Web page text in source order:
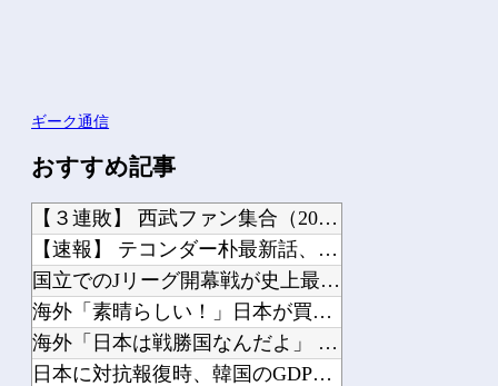
ギーク通信
おすすめ記事
【３連敗】 西武ファン集合（2026.8.7）
【速報】 テコンダー朴最新話、ヘイト大統領トランプ再び！
国立でのJリーグ開幕戦が史上最多6万3960人の観客数！地上波中継＆劇的な試合展...
海外「素晴らしい！」日本が買収したUSスチール驚異の大復活に米国人が大喜び
海外「日本は戦勝国なんだよ」 戦後の日本人の特別な生き様に各国から称賛の声
日本に対抗報復時、韓国のGDP3.1%減少…韓国の被害がより大きい＝韓国の反応